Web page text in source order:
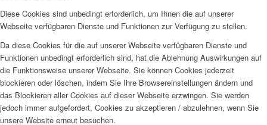
Diese Cookies sind unbedingt erforderlich, um Ihnen die auf unserer
Webseite verfügbaren Dienste und Funktionen zur Verfügung zu stellen.
Da diese Cookies für die auf unserer Webseite verfügbaren Dienste und
Funktionen unbedingt erforderlich sind, hat die Ablehnung Auswirkungen auf
die Funktionsweise unserer Webseite. Sie können Cookies jederzeit
blockieren oder löschen, indem Sie Ihre Browsereinstellungen ändern und
das Blockieren aller Cookies auf dieser Webseite erzwingen. Sie werden
jedoch immer aufgefordert, Cookies zu akzeptieren / abzulehnen, wenn Sie
unsere Website erneut besuchen.